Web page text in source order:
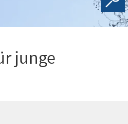
junge